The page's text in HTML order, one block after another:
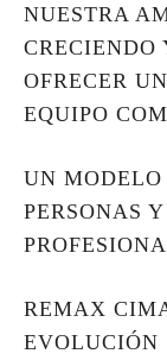
NUESTRA
CRECIENDO
OFRECER
EQUIPO
UN
PERSONAS
REMAX
EVOLUCIÓN